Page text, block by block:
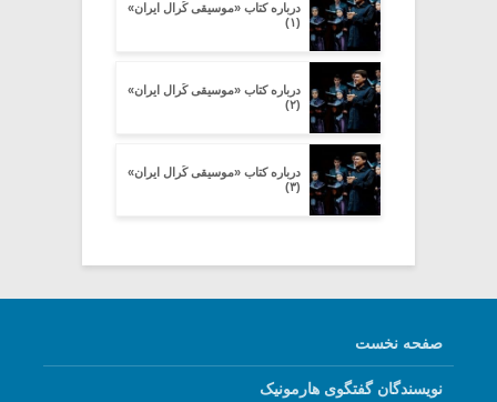
درباره کتاب «موسیقی کُرال ایران»
(۱)
درباره کتاب «موسیقی کُرال ایران»
(۲)
درباره کتاب «موسیقی کُرال ایران»
(۳)
صفحه نخست
نویسندگان گفتگوی هارمونیک